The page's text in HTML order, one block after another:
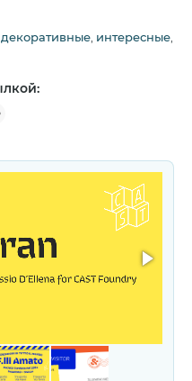
декоративные интересные